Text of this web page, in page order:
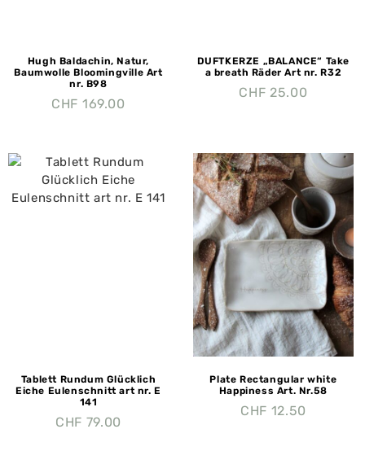
Hugh Baldachin, Natur,
Baumwolle Bloomingville Art
nr. B98
CHF 169.00
DUFTKERZE „BALANCE“ Take
a breath Räder Art nr. R32
CHF 25.00
Tablett Rundum Glücklich
Eiche Eulenschnitt art nr. E
141
CHF 79.00
Plate Rectangular white
Happiness Art. Nr.58
CHF 12.50